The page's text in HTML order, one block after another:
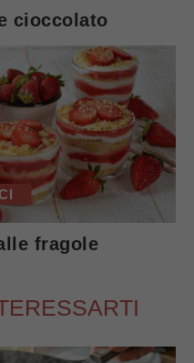
cioccolato
fragole